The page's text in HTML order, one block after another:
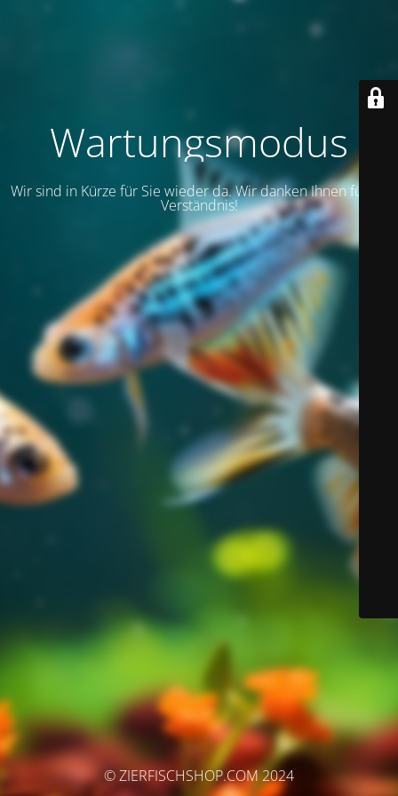
Wartungsmodus
Wir sind in Kürze für Sie wieder da. Wir danken Ihnen für Ihr
Verständnis!
© ZIERFISCHSHOP.COM 2024